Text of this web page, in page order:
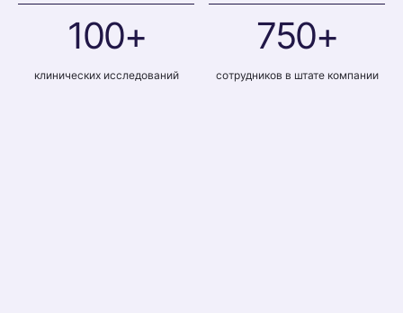
100+
клинических исследований
750+
сотрудников в штате компании